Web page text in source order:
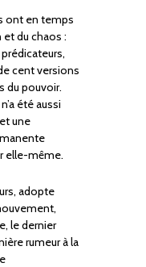
ont en temps
du chaos :
cent versions
du pouvoir.
été aussi
une
elle-même.
adopte
le dernier
rumeur à la